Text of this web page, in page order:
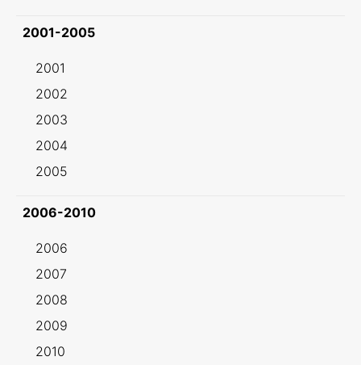
2001-2005
2001
2002
2003
2004
2005
2006-2010
2006
2007
2008
2009
2010